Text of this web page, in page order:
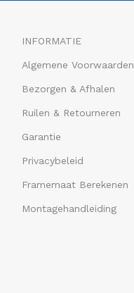
INFORMATIE
Algemene Voorwaarden
Bezorgen & Afhalen
Ruilen & Retourneren
Garantie
Privacybeleid
Framemaat Berekenen
Montagehandleiding